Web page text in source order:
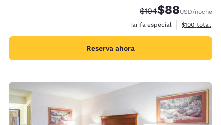
Tarifa tachada:
$104Tarifa reducida:
$88USD/noche
Tarifa especial
Ver detalles
$100 total
Reserva ahora